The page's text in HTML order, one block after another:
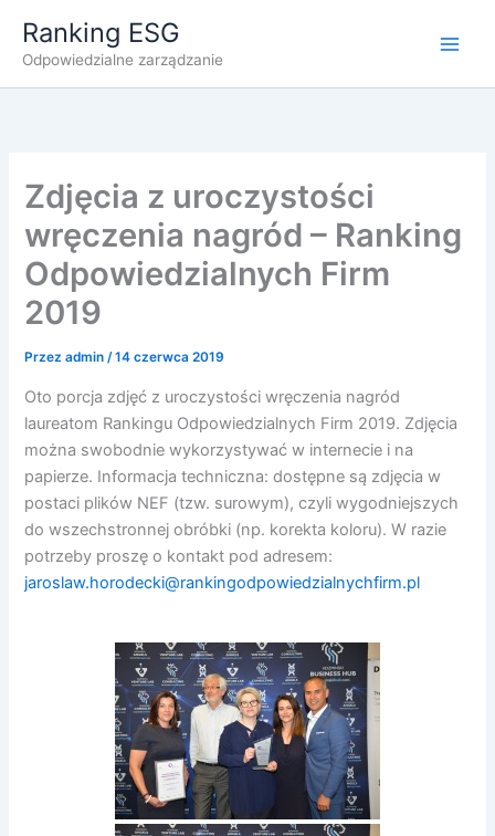
treści
Ranking ESG
Odpowiedzialne zarządzanie
Zdjęcia z uroczystości
wręczenia nagród – Ranking
Odpowiedzialnych Firm
2019
Przezadmin/14 czerwca 2019
Oto porcja zdjęć z uroczystości wręczenia nagród
laureatom Rankingu Odpowiedzialnych Firm 2019. Zdjęcia
można swobodnie wykorzystywać w internecie i na
papierze. Informacja techniczna: dostępne są zdjęcia w
postaci plików NEF (tzw. surowym), czyli wygodniejszych
do wszechstronnej obróbki (np. korekta koloru). W razie
potrzeby proszę o kontakt pod adresem:
jaroslaw.horodecki@rankingodpowiedzialnychfirm.pl